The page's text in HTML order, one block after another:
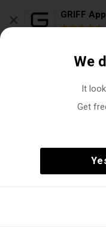
× GRIFF App
We
It
Get